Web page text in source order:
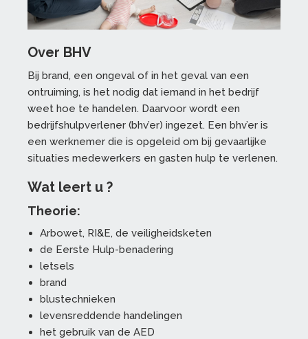
Over BHV
Bij brand, een ongeval of in het geval van een
ontruiming, is het nodig dat iemand in het bedrijf
weet hoe te handelen. Daarvoor wordt een
bedrijfshulpverlener (bhv’er) ingezet. Een bhv’er is
een werknemer die is opgeleid om bij gevaarlijke
situaties medewerkers en gasten hulp te verlenen.
Wat leert u ?
Theorie:
Arbowet, RI&E, de veiligheidsketen
de Eerste Hulp-benadering
letsels
brand
blustechnieken
levensreddende handelingen
het gebruik van de AED